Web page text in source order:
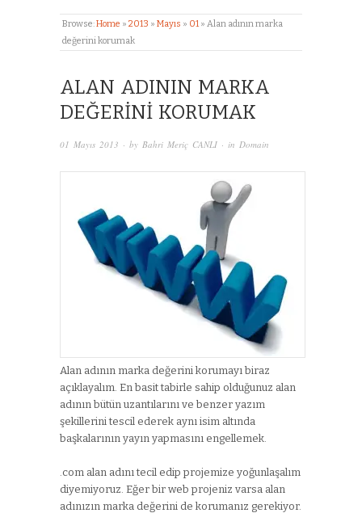
Browse:Home » 2013 » Mayıs » 01 » Alan adının marka
değerini korumak
ALAN ADININ MARKA
DEĞERINI KORUMAK
01 Mayıs 2013 · by Bahri Meriç CANLI · in Domain
Alan adının marka değerini korumayı biraz
açıklayalım. En basit tabirle sahip olduğunuz alan
adının bütün uzantılarını ve benzer yazım
şekillerini tescil ederek aynı isim altında
başkalarının yayın yapmasını engellemek.
.com alan adını tecil edip projemize yoğunlaşalım
diyemiyoruz. Eğer bir web projeniz varsa alan
adınızın marka değerini de korumanız gerekiyor.